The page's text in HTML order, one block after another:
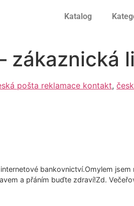
Katalog
zákaznická
pošta reklamace kontakt,
bankovnictví.Omylem
a přáním buďte zdraví!Zd.